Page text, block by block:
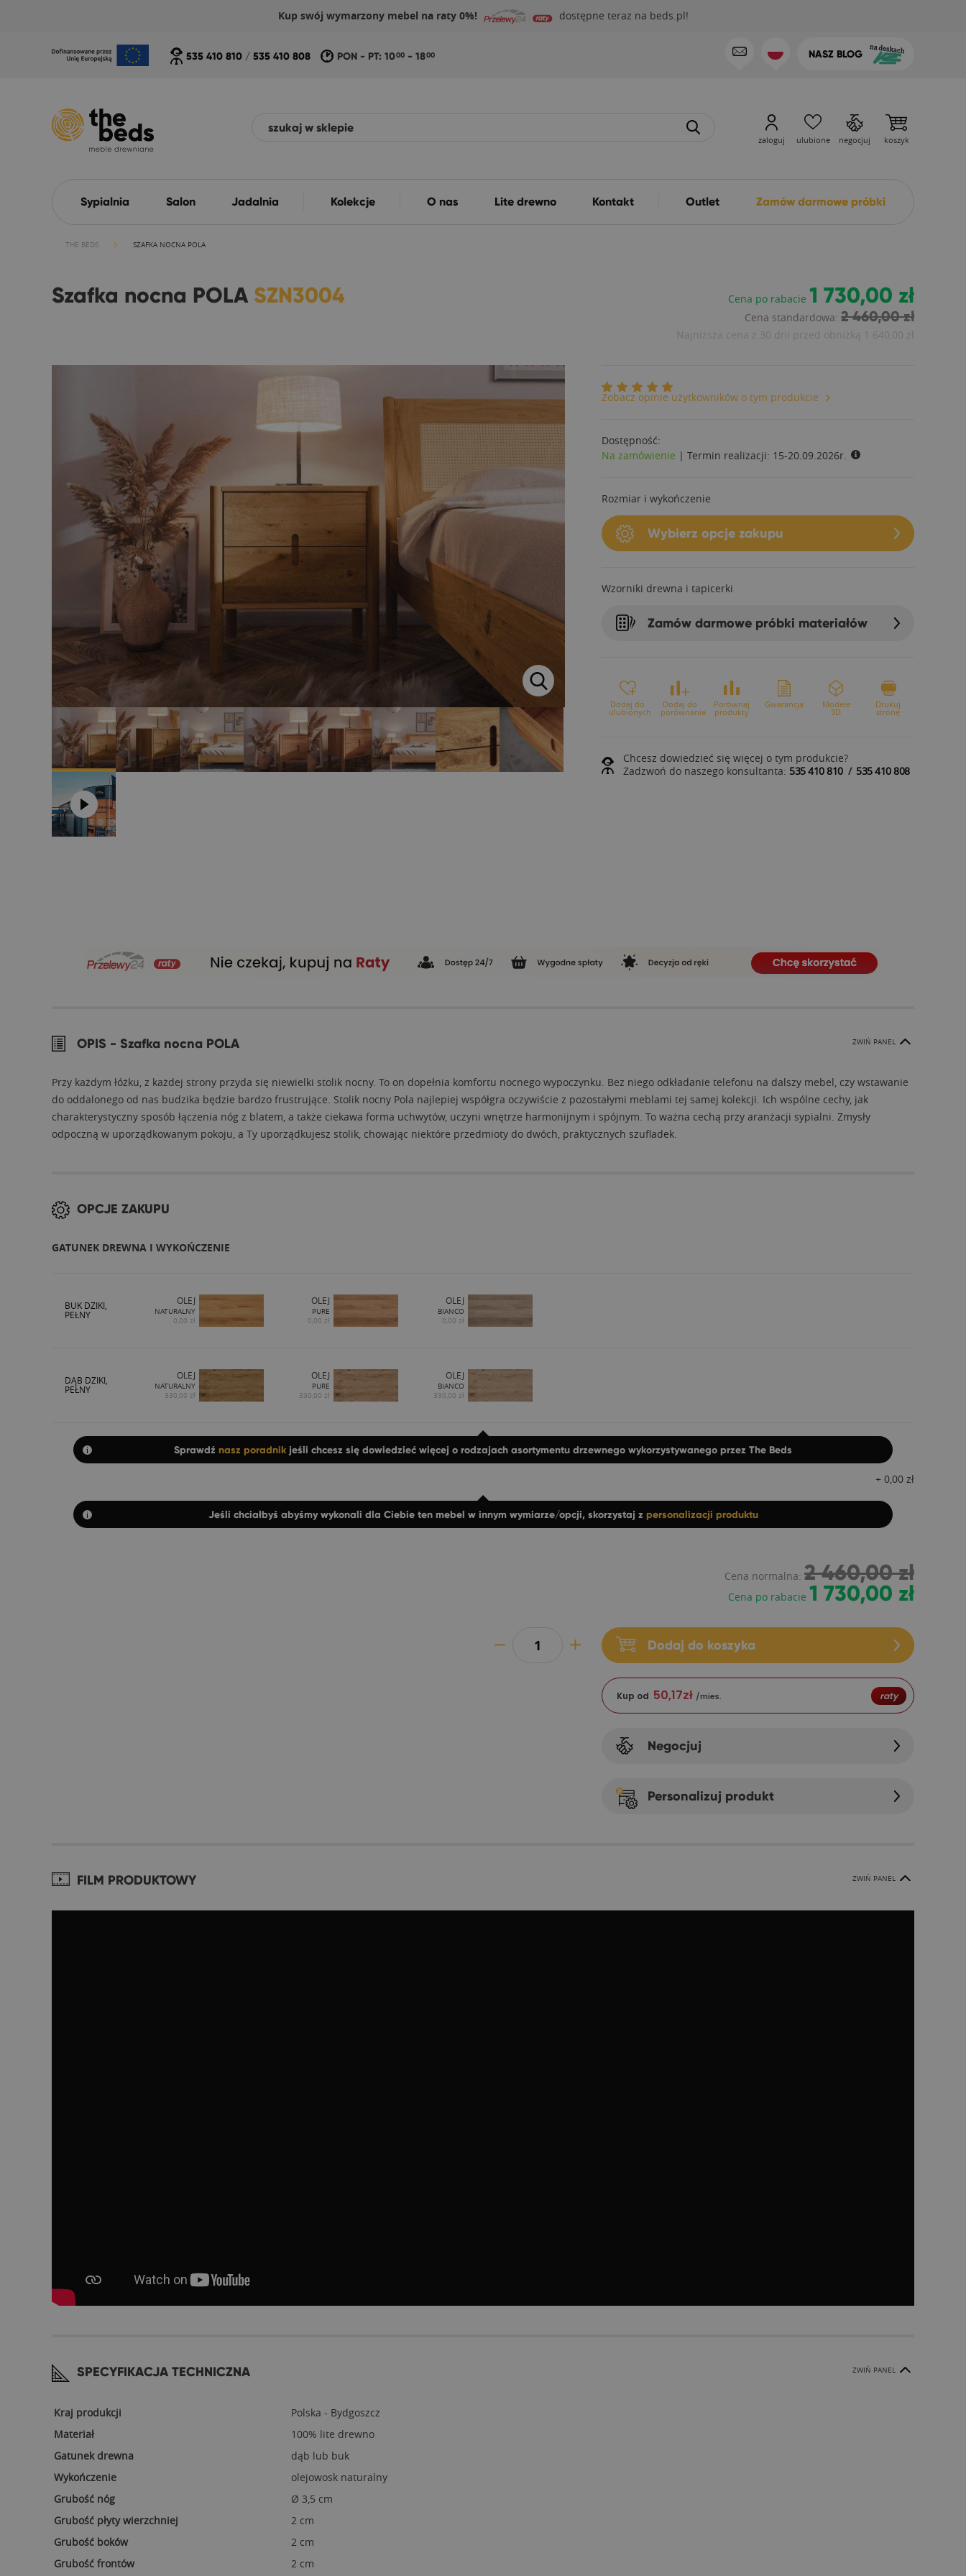
Kup swój wymarzony mebel na raty 0%! dostępne teraz na beds.pl!
NASZ BLOG
535 410 810 / 535 410 808 PON - PT: 1000 - 1800
zaloguj ulubione negocjuj koszyk
Sypialnia Salon Jadalnia Kolekcje O nas Lite drewno Kontakt Outlet Zamów darmowe próbki
THE BEDS SZAFKA NOCNA POLA
Szafka nocna POLA SZN3004 Cena po rabacie 1 730,00 zł
Cena standardowa: 2 460,00 zł
Najniższa cena z 30 dni przed obniżką 1 640,00 zł
Zobacz opinie użytkowników o tym produkcie
Dostępność:
Na zamówienie | Termin realizacji: 15-20.09.2026r.
Rozmiar i wykończenie
Wybierz opcje zakupu
Wzorniki drewna i tapicerki
Zamów darmowe próbki materiałów
Dodaj do
ulubionych
Dodaj do
porównania
Porównaj
produkty
Gwarancja Modele
3D
Drukuj
stronę
Chcesz dowiedzieć się więcej o tym produkcie?
Zadzwoń do naszego konsultanta: 535 410 810/ 535 410 808
OPIS - Szafka nocna POLA ZWIŃ PANEL
Przy każdym łóżku, z każdej strony przyda się niewielki stolik nocny. To on dopełnia komfortu nocnego wypoczynku. Bez niego odkładanie telefonu na dalszy mebel, czy wstawanie
do oddalonego od nas budzika będzie bardzo frustrujące. Stolik nocny Pola najlepiej współgra oczywiście z pozostałymi meblami tej samej kolekcji. Ich wspólne cechy, jak
charakterystyczny sposób łączenia nóg z blatem, a także ciekawa forma uchwytów, uczyni wnętrze harmonijnym i spójnym. To ważna cechą przy aranżacji sypialni. Zmysły
odpoczną w uporządkowanym pokoju, a Ty uporządkujesz stolik, chowając niektóre przedmioty do dwóch, praktycznych szufladek.
OPCJE ZAKUPU
GATUNEK DREWNA I WYKOŃCZENIE
BUK DZIKI,
PEŁNY
OLEJ
NATURALNY
0,00 zł
OLEJ
PURE
0,00 zł
OLEJ
BIANCO
0,00 zł
DĄB DZIKI,
PEŁNY
OLEJ
NATURALNY
330,00 zł
OLEJ
PURE
330,00 zł
OLEJ
BIANCO
330,00 zł
Sprawdź nasz poradnik jeśli chcesz się dowiedzieć więcej o rodzajach asortymentu drzewnego wykorzystywanego przez The Beds
+ 0,00 zł
Jeśli chciałbyś abyśmy wykonali dla Ciebie ten mebel w innym wymiarze/opcji, skorzystaj z personalizacji produktu
Cena normalna: 2 460,00 zł
Cena po rabacie 1 730,00 zł
Dodaj do koszyka
Kup od 50,17zł /mies. raty
Negocjuj
Personalizuj produkt
FILM PRODUKTOWY ZWIŃ PANEL
SPECYFIKACJA TECHNICZNA ZWIŃ PANEL
Kraj produkcji
Polska - Bydgoszcz
Materiał
100% lite drewno
Gatunek drewna
dąb lub buk
Wykończenie
olejowosk naturalny
Grubość nóg
Ø 3,5 cm
Grubość płyty wierzchniej
2 cm
Grubość boków
2 cm
Grubość frontów
2 cm